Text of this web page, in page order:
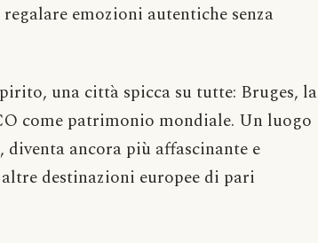
emozioni autentiche senza
una città spicca su tutte: Bruges, la
come patrimonio mondiale. Un luogo
ancora più affascinante e
destinazioni europee di pari